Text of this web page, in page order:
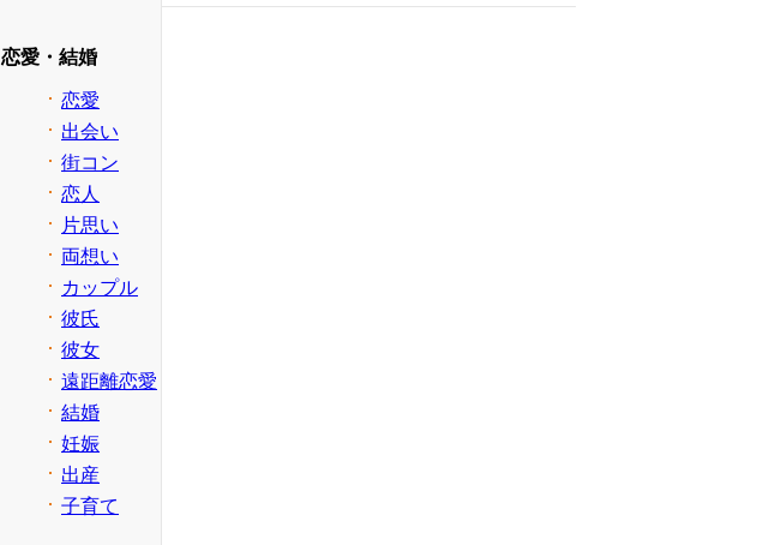
恋愛・結婚
恋愛
出会い
街コン
恋人
片思い
両想い
カップル
彼氏
彼女
遠距離恋愛
結婚
妊娠
出産
子育て